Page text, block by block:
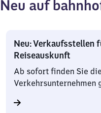
Neu auf
Neu: Verkaufsstellen
Reiseauskunft
Ab sofort finden Sie
Verkehrsunternehmen